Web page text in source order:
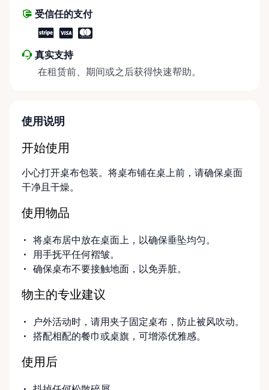
share instead of buy, we’re all doing our part to
make things easier on Mother Nature.
受信任的支付
真实支持
在租赁前、期间或之后获得快速帮助。
使用说明
开始使用
小心打开桌布包装。将桌布铺在桌上前，请确保桌面
干净且干燥。
使用物品
将桌布居中放在桌面上，以确保垂坠均匀。
用手抚平任何褶皱。
确保桌布不要接触地面，以免弄脏。
物主的专业建议
户外活动时，请用夹子固定桌布，防止被风吹动。
搭配相配的餐巾或桌旗，可增添优雅感。
使用后